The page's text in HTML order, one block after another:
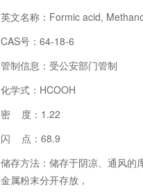
英文名称：Formic acid,
CAS号：64-18-6
管制信息：受公安部门管制
化学式：HCOOH
密 度：1.22
闪 点：68.9
储存方法：储存于阴凉、通风
金属粉末分开存放，